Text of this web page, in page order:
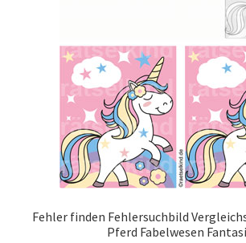
Kontakt
Kostenlose Rätsel
Mein Konto
Shop
Fehler finden Fehlersuchbild
Pferd Fabelwesen